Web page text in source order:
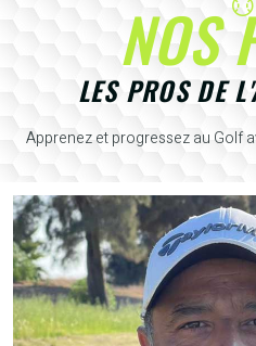
NOS
LES PROS DE
Apprenez et progressez au Golf